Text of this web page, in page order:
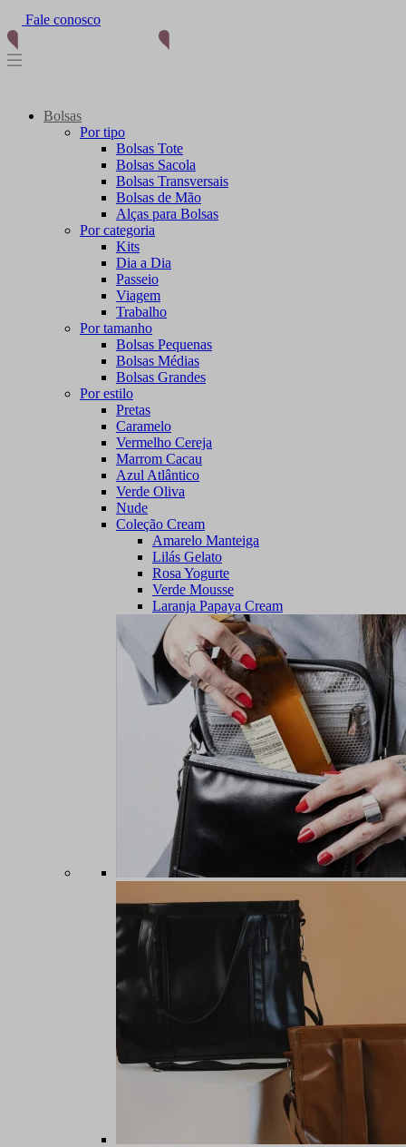
(11) 96012-2976
Bolsas
Por tipo
Bolsas Tote
Bolsas Sacola
Bolsas Transversais
Bolsas de Mão
Alças para Bolsas
Por categoria
Kits
Dia a Dia
Passeio
Viagem
Trabalho
Por tamanho
Bolsas Pequenas
Bolsas Médias
Bolsas Grandes
Por estilo
Pretas
Caramelo
Vermelho Cereja
Marrom Cacau
Azul Atlântico
Verde Oliva
Nude
Coleção Cream
Amarelo Manteiga
Lilás Gelato
Rosa Yogurte
Verde Mousse
Laranja Papaya Cream